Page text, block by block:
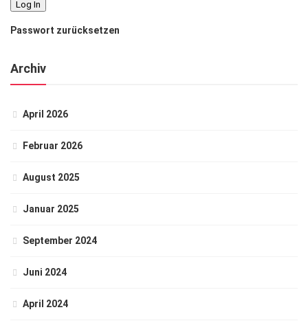
Passwort zurücksetzen
Archiv
April 2026
Februar 2026
August 2025
Januar 2025
September 2024
Juni 2024
April 2024